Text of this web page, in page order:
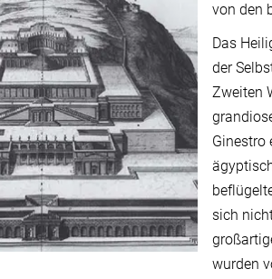
von den
Das
der
Zweiten
Ginestro
sich
wurden